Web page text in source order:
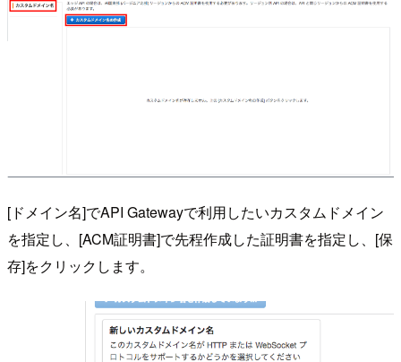
[ドメイン名]でAPI Gatewayで利用したいカスタムドメイン
を指定し、[ACM証明書]で先程作成した証明書を指定し、[保
存]をクリックします。